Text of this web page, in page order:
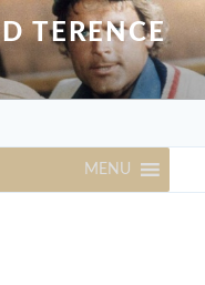
TERENCE
MENU